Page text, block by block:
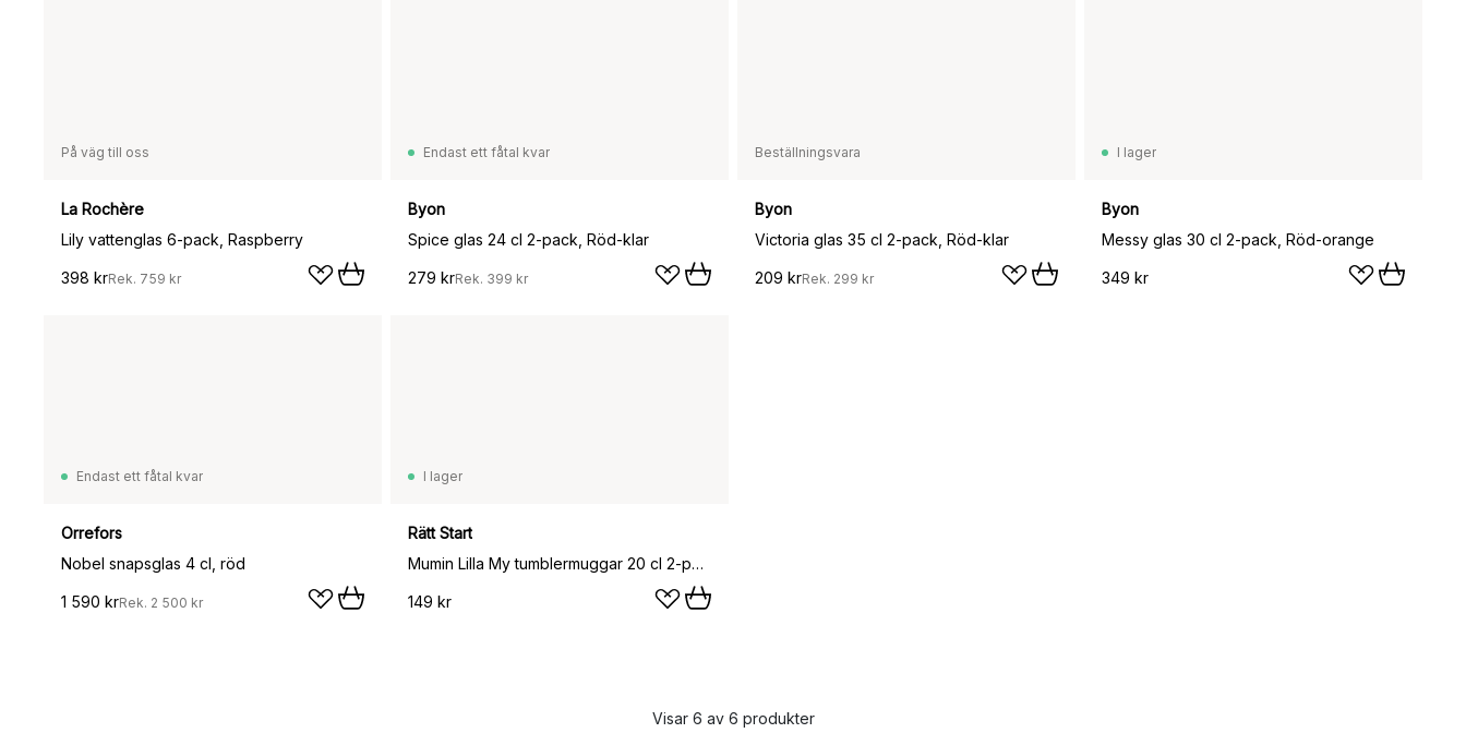
På väg till oss
La Rochère
Lily vattenglas 6-pack, Raspberry
398 krRek. 759 kr
Endast ett fåtal kvar
Byon
Spice glas 24 cl 2-pack, Röd-klar
279 krRek. 399 kr
Beställningsvara
Byon
Victoria glas 35 cl 2-pack, Röd-klar
209 krRek. 299 kr
I lager
Byon
Messy glas 30 cl 2-pack, Röd-orange
349 kr
Endast ett fåtal kvar
Orrefors
Nobel snapsglas 4 cl, röd
1 590 krRek. 2 500 kr
I lager
Rätt Start
Mumin Lilla My tumblermuggar 20 cl 2-pack, Röd-rosa
149 kr
Visar 6 av 6 produkter